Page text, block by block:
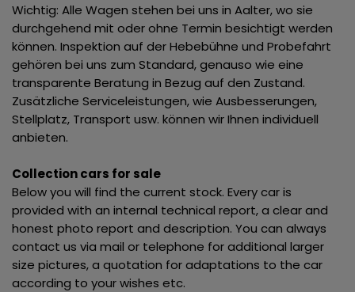
Wichtig: Alle Wagen stehen bei uns in Aalter, wo sie
durchgehend mit oder ohne Termin besichtigt werden
können. Inspektion auf der Hebebühne und Probefahrt
gehören bei uns zum Standard, genauso wie eine
transparente Beratung in Bezug auf den Zustand.
Zusätzliche Serviceleistungen, wie Ausbesserungen,
Stellplatz, Transport usw. können wir Ihnen individuell
anbieten.
Collection cars for sale
Below you will find the current stock. Every car is
provided with an internal technical report, a clear and
honest photo report and description. You can always
contact us via mail or telephone for additional larger
size pictures, a quotation for adaptations to the car
according to your wishes etc.